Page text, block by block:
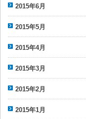
2015年6月
2015年5月
2015年4月
2015年3月
2015年2月
2015年1月